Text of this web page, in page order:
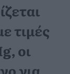
τιμές
οι